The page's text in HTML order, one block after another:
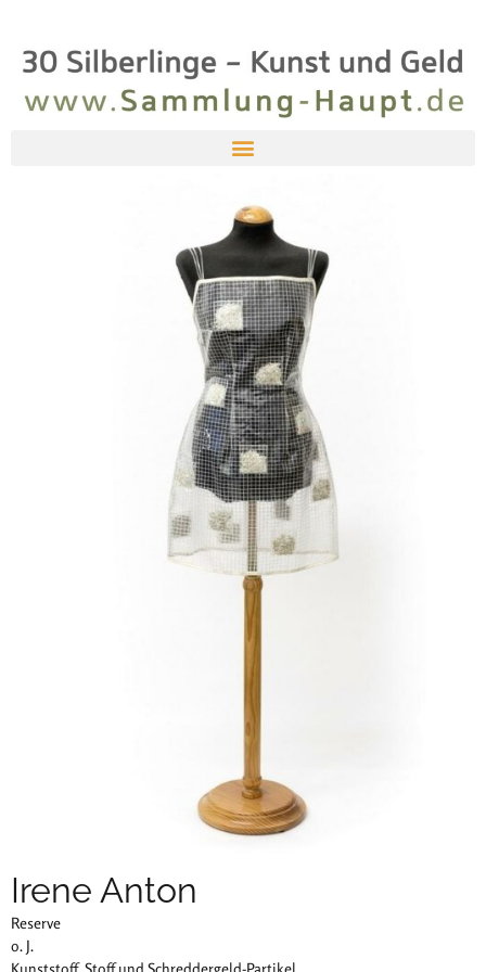
Irene Anton
Reserve
o. J.
Kunststoff, Stoff und Schreddergeld-Partikel